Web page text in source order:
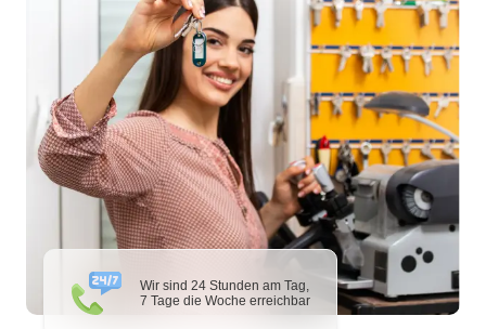
Wir sind 24 Stunden am Tag,
7 Tage die Woche erreichbar